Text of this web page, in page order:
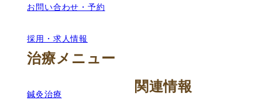
お問い合わせ・予約
採用・求人情報
治療メニュー
鍼灸治療
関連情報